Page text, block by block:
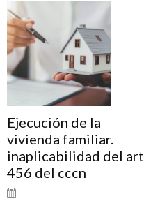
Ejecución de la
vivienda familiar.
inaplicabilidad del art.
456 del cccn